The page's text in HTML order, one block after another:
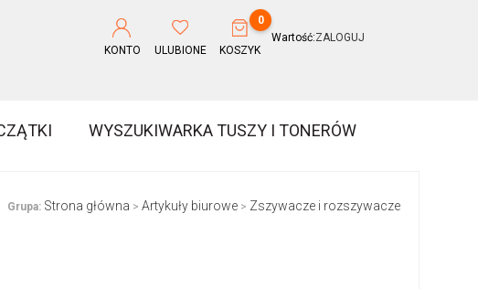
KONTO ULUBIONE
0
KOSZYK
Wartość:ZALOGUJ
WYSZUKIWARKA TUSZY I TONERÓW
Grupa: Strona główna > Artykuły biurowe> Zszywacze i rozszywacze